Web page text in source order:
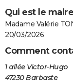
S'inscrire
Se connecter
Lycées
Collèges
Primaires
Universités
Entreprises
Service militaire
Avis de recherche
AVIS DE DÉCÈS
Bricolage
Lifestyle
Culture
Sport
Auto
Television
Voyage
Cinema
Qui est le
Madame Valérie
20/03/2026
Comment
1 allée Victor-Hugo
47230 Barbaste